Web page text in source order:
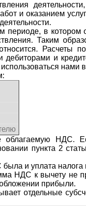
и оказанием
периоде, в котором
Таким
Расчеты
дебиторами и
облагаемую НДС.
пункта 2
и уплата налога
НДС к вычету не
прибыли.
отдельные